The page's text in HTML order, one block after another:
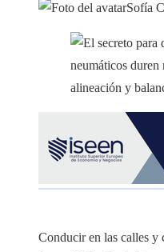
Sofía
Conducir en las calles y